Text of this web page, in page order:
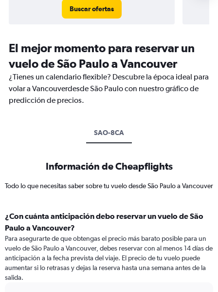
Buscar ofertas
El mejor momento para reservar un
vuelo de São Paulo a Vancouver
¿Tienes un calendario flexible? Descubre la época ideal para
volar a Vancouverdesde São Paulo con nuestro gráfico de
predicción de precios.
SAO-8CA
Información de Cheapflights
Todo lo que necesitas saber sobre tu vuelo desde São Paulo a Vancouver
¿Con cuánta anticipación debo reservar un vuelo de São
Paulo a Vancouver?
Para asegurarte de que obtengas el precio más barato posible para un
vuelo de São Paulo a Vancouver, debes reservar con al menos 14 días de
anticipación a la fecha prevista del viaje. El precio de tu vuelo puede
aumentar si lo retrasas y dejas la reserva hasta una semana antes de la
salida.